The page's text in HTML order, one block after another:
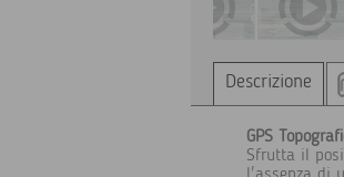
Descrizione
GPS
Sfrutta il